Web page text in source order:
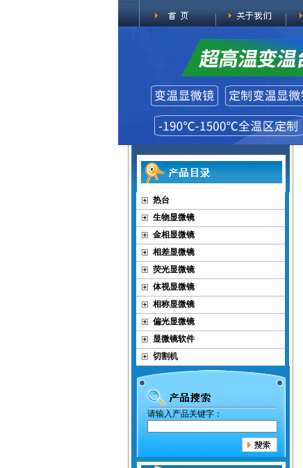
热台
生物显微镜
金相显微镜
相差显微镜
荧光显微镜
体视显微镜
相称显微镜
偏光显微镜
显微镜软件
切割机
请输入产品关键字：